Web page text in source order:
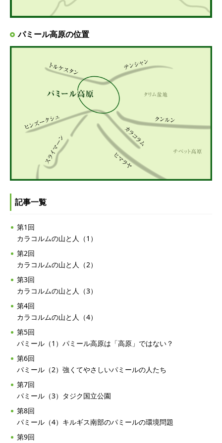
パミール高原の位置
記事一覧
第1回
カラコルムの山と人（1）
第2回
カラコルムの山と人（2）
第3回
カラコルムの山と人（3）
第4回
カラコルムの山と人（4）
第5回
パミール（1）パミール高原は「高原」ではない？
第6回
パミール（2）強くてやさしいパミールの人たち
第7回
パミール（3）タジク国立公園
第8回
パミール（4）キルギス南部のパミールの環境問題
第9回